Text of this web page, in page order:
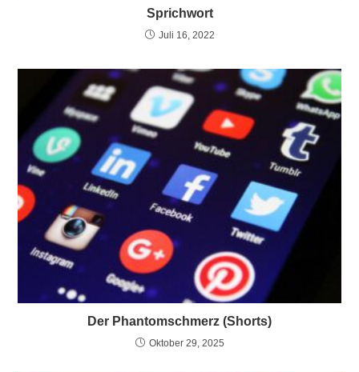
Sprichwort
Juli 16, 2022
Der Phantomschmerz (Shorts)
Oktober 29, 2025